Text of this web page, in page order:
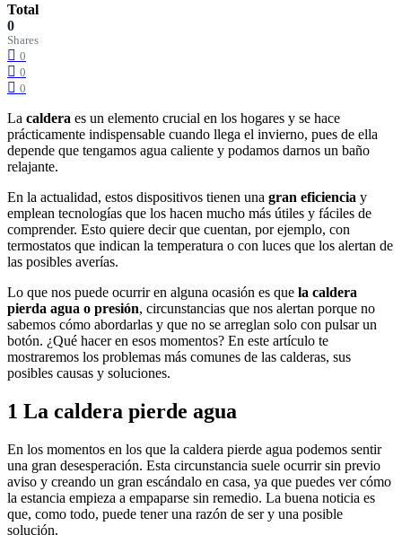
Total
0
Shares
0
0
0
La caldera es un elemento crucial en los hogares y se hace
prácticamente indispensable cuando llega el invierno, pues de ella
depende que tengamos agua caliente y podamos darnos un baño
relajante.
En la actualidad, estos dispositivos tienen una gran eficiencia y
emplean tecnologías que los hacen mucho más útiles y fáciles de
comprender. Esto quiere decir que cuentan, por ejemplo, con
termostatos que indican la temperatura o con luces que los alertan de
las posibles averías.
Lo que nos puede ocurrir en alguna ocasión es que la caldera
pierda agua o presión, circunstancias que nos alertan porque no
sabemos cómo abordarlas y que no se arreglan solo con pulsar un
botón. ¿Qué hacer en esos momentos? En este artículo te
mostraremos los problemas más comunes de las calderas, sus
posibles causas y soluciones.
1 La caldera pierde agua
En los momentos en los que la caldera pierde agua podemos sentir
una gran desesperación. Esta circunstancia suele ocurrir sin previo
aviso y creando un gran escándalo en casa, ya que puedes ver cómo
la estancia empieza a empaparse sin remedio. La buena noticia es
que, como todo, puede tener una razón de ser y una posible
solución.